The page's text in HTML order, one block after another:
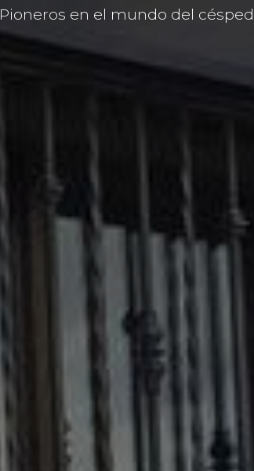
Pioneros en el mundo del